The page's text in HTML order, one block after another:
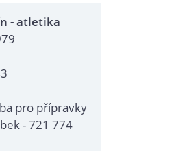
- atletika
pro přípravky
- 721 774